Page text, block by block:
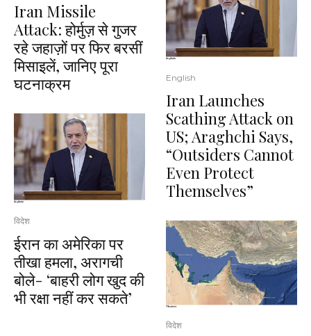
Iran Missile
Attack: होर्मुज़ से गुजर
रहे जहाज़ों पर फिर बरसीं
मिसाइलें, जानिए पूरा
घटनाक्रम
विदेश
ईरान का अमेरिका पर
तीखा हमला, अरागची
बोले- ‘बाहरी लोग खुद की
भी रक्षा नहीं कर सकते’
English
Iran Launches
Scathing Attack on
US; Araghchi Says,
“Outsiders Cannot
Even Protect
Themselves”
विदेश